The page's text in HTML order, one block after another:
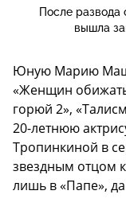
После
вышла
Юную Марию
«Женщин
горюй 2»,
20-летнюю
Тропинкиной в
звездным отцом
лишь в «Папе»,